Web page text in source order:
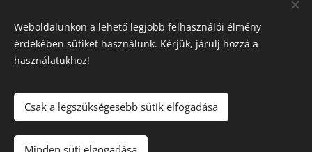
Elérhetőségek
Az oldalt aWebnode
Weboldalunkon a lehető legjobb felhasználói élmény
érdekében sütiket használunk. Kérjük, járulj hozzá a
használatukhoz!
Csak a legszükségesebb sütik elfogadása
Minden süti elgogadása